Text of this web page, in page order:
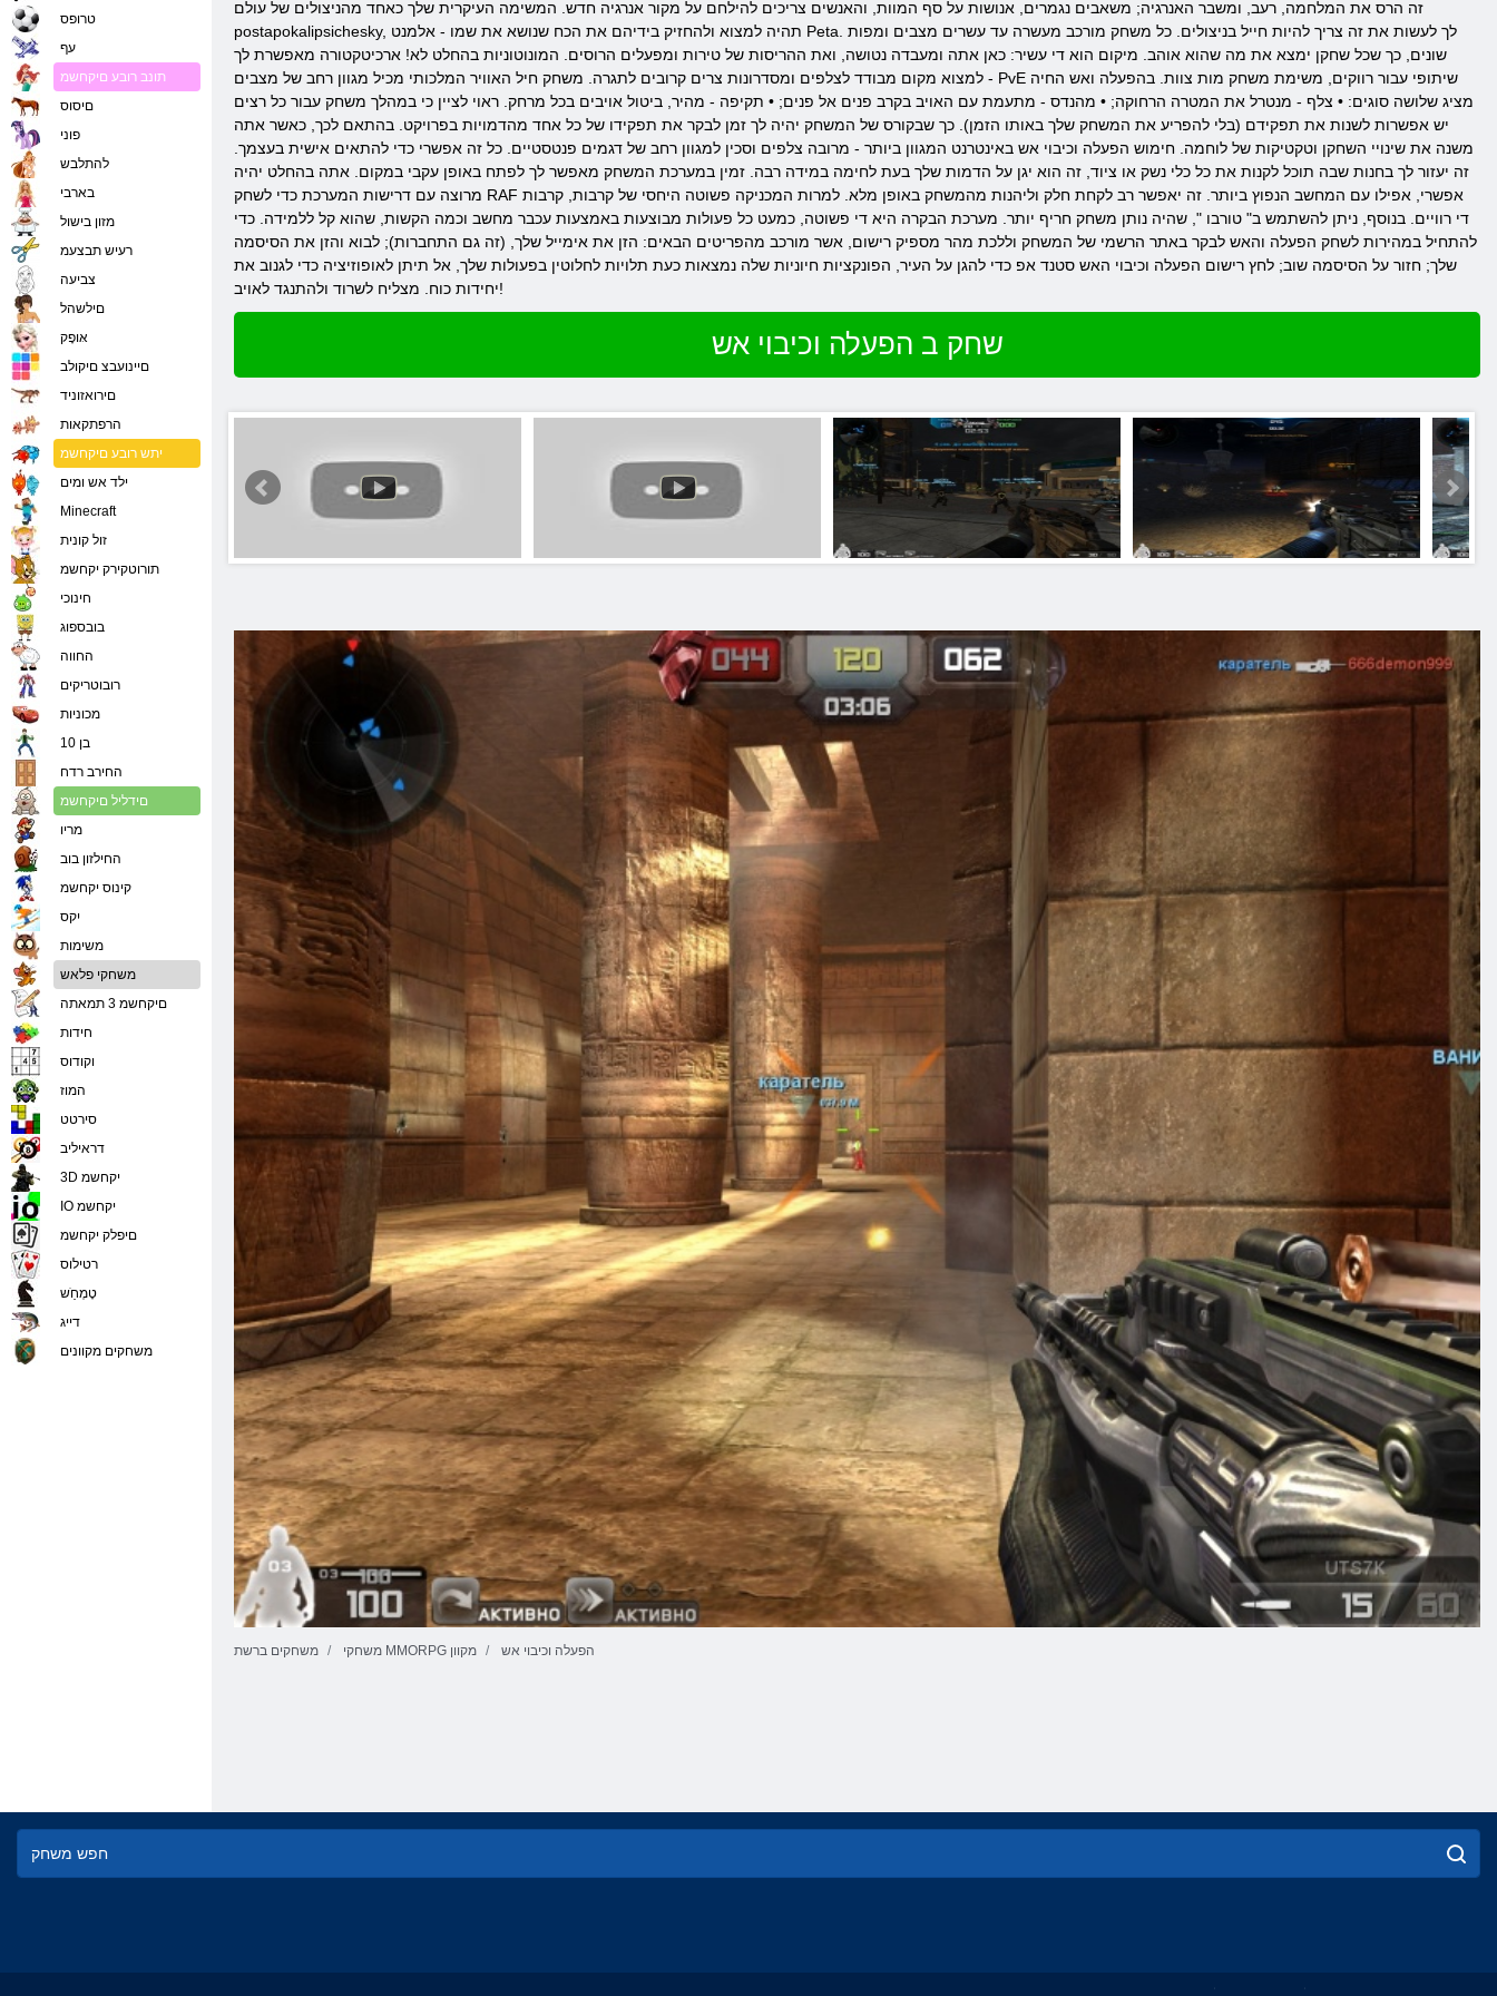
זה הרס את המלחמה, רעב, ומשבר האנרגיה; משאבים נגמרים, אנושות על סף המוות, והאנשים צריכים להילחם על מקור אנרגיה חדש. המשימה העיקרית שלך כאחד מהניצולים של עולם
postapokalipsichesky, תהיה למצוא ולהחזיק בידיהם את הכח שנושא את שמו - אלמנט Peta. לך לעשות את זה צריך להיות חייל בניצולים. כל משחק מורכב מעשרה עד עשרים מצבים ומפות
שונים, כך שכל שחקן ימצא את מה שהוא אוהב. מיקום הוא די עשיר: כאן אתה ומעבדה נטושה, ואת ההריסות של טירות ומפעלים הרוסים. המונוטוניות בהחלט לא! ארכיטקטורה מאפשרת לך
למצוא מקום מבודד לצלפים ומסדרונות צרים קרובים לתגרה. משחק חיל האוויר המלכותי מכיל מגוון רחב של מצבים - PvE שיתופי עבור רווקים, משימת משחק מות צוות. בהפעלה ואש החיה
מציג שלושה סוגים: • צלף - מנטרל את המטרה הרחוקה; • מהנדס - מתעמת עם האויב בקרב פנים אל פנים; • תקיפה - מהיר, ביטול אויבים בכל מרחק. ראוי לציין כי במהלך משחק עבור כל רצים
יש אפשרות לשנות את תפקידם (בלי להפריע את המשחק שלך באותו הזמן). כך שבקורס של המשחק יהיה לך זמן לבקר את תפקידו של כל אחד מהדמויות בפרויקט. בהתאם לכך, כאשר אתה
משנה את שינויי השחקן וטקטיקות של לוחמה. חימוש הפעלה וכיבוי אש באינטרנט המגוון ביותר - מרובה צלפים וסכין למגוון רחב של דגמים פנטסטיים. כל זה אפשרי כדי להתאים אישית בעצמך.
זה יעזור לך בחנות שבה תוכל לקנות את כל כלי נשק או ציוד, זה הוא יגן על הדמות שלך בעת לחימה במידה רבה. זמין במערכת המשחק מאפשר לך לפתח באופן עקבי במקום. אתה בהחלט יהיה
מרוצה עם דרישות המערכת כדי לשחק RAF אפשרי, אפילו עם המחשב הנפוץ ביותר. זה יאפשר רב לקחת חלק וליהנות מהמשחק באופן מלא. למרות המכניקה פשוטה היחסי של קרבות, קרבות
די רוויים. בנוסף, ניתן להשתמש ב" טורבו ", שהיה נותן משחק חריף יותר. מערכת הבקרה היא די פשוטה, כמעט כל פעולות מבוצעות באמצעות עכבר מחשב וכמה הקשות, שהוא קל ללמידה. כדי
להתחיל במהירות לשחק הפעלה והאש לבקר באתר הרשמי של המשחק וללכת מהר מספיק רישום, אשר מורכב מהפריטים הבאים: הזן את אימייל שלך, (זה גם התחברות); לבוא והזן את הסיסמה
שלך; חזור על הסיסמה שוב; לחץ רישום הפעלה וכיבוי האש סטנד אפ כדי להגן על העיר, הפונקציות חיוניות שלה נמצאות כעת תלויות לחלוטין בפעולות שלך, אל תיתן לאופוזיציה כדי לגנוב את
יחידות כוח. מצליח לשרוד ולהתנגד לאויב!
שחק ב הפעלה וכיבוי אש
משחקים ברשת משחקי MMORPG מקוון הפעלה וכיבוי אש
טרופס
עף
תונב רובע םיקחשמ
םיסוס
פוני
להתלבש
בארבי
מזון בישול
רעיש תבצעמ
צביעה
םילשהל
אּופָק
םיינועבצ םיקולב
םירואזוניד
הרפתקאות
יתש רובע םיקחשמ
ילד אש ומים
Minecraft
זול קונית
תורוטקירק יקחשמ
חינוכי
בובספוג
החווה
רובוטריקים
מכוניות
בן 10
החירב רדח
םידליל םיקחשמ
מריו
החילזון בוב
קינוס יקחשמ
יִקס
משימות
משחקי פלאש
םיקחשמ 3 תמאתה
חידות
וקודוס
המוז
סירטט
דראיליב
3D יקחשמ
IO יקחשמ
םיפלק יקחשמ
רטילוס
טָמְחַׁש
דייג
משחקים מקוונים